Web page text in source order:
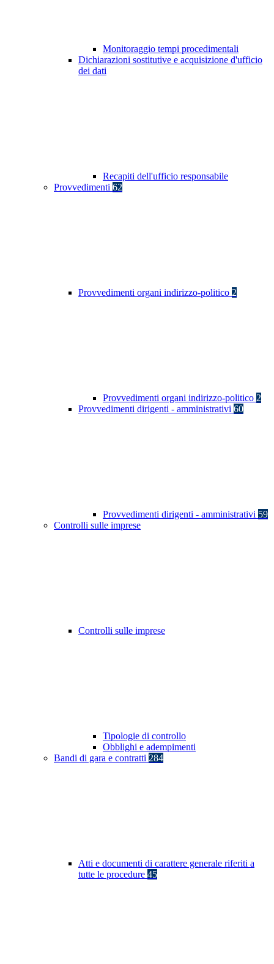
Monitoraggio tempi procedimentali
Dichiarazioni sostitutive e acquisizione d'ufficio
dei dati
Recapiti dell'ufficio responsabile
Provvedimenti 62
Provvedimenti organi indirizzo-politico 2
Provvedimenti organi indirizzo-politico 2
Provvedimenti dirigenti - amministrativi 60
Provvedimenti dirigenti - amministrativi 59
Controlli sulle imprese
Controlli sulle imprese
Tipologie di controllo
Obblighi e adempimenti
Bandi di gara e contratti 284
Atti e documenti di carattere generale riferiti a
tutte le procedure 45